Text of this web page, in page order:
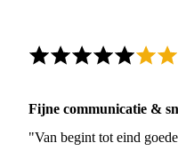
Fijne communicatie &
"Van begint tot eind